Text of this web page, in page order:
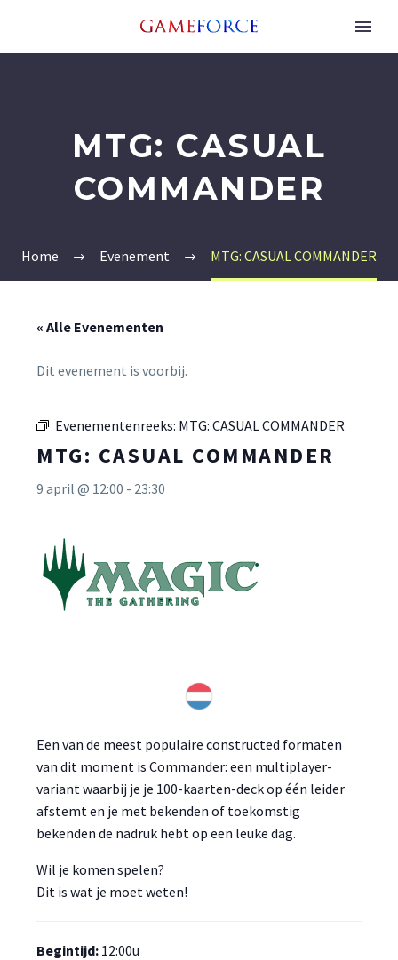
MTG: CASUAL
COMMANDER
Home Evenement MTG: CASUAL COMMANDER
« Alle Evenementen
Dit evenement is voorbij.
Evenementenreeks: MTG: CASUAL COMMANDER
MTG: CASUAL COMMANDER
9 april @ 12:00 - 23:30
Een van de meest populaire constructed formaten
van dit moment is Commander: een multiplayer-
variant waarbij je je 100-kaarten-deck op één leider
afstemt en je met bekenden of toekomstig
bekenden de nadruk hebt op een leuke dag.
Wil je komen spelen?
Dit is wat je moet weten!
Begintijd: 12:00u